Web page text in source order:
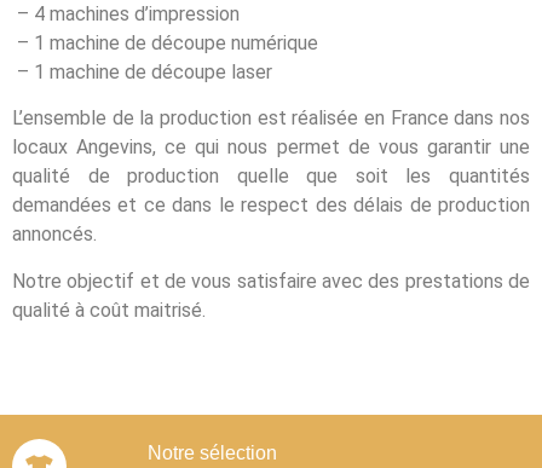
– 4 machines d’impression
– 1 machine de découpe numérique
– 1 machine de découpe laser
L’ensemble de la production est réalisée en France dans nos
locaux Angevins, ce qui nous permet de vous garantir une
qualité de production quelle que soit les quantités
demandées et ce dans le respect des délais de production
annoncés.
Notre objectif et de vous satisfaire avec des prestations de
qualité à coût maitrisé.
Notre sélection